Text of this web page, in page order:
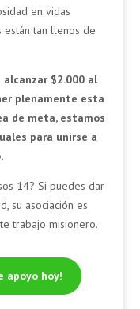
en vidas
están tan llenos de
$2.000 al
plenamente esta
de meta, estamos
para unirse a
14? Si puedes dar
su asociación es
trabajo misionero.
apoyo hoy!